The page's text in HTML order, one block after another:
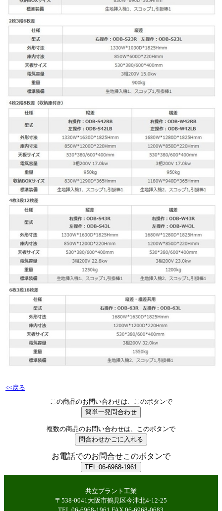
<<戻る
この商品のお問い合わせは、このボタンで
複数の商品のお問い合わせは、このボタンで
お電話でのお問合せこのボタンで
共立プラント工業
〒538-0041大阪市鶴見区今津北4-12-25